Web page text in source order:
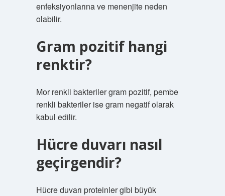
enfeksiyonlarına ve menenjite neden
olabilir.
Gram pozitif hangi
renktir?
Mor renkli bakteriler gram pozitif, pembe
renkli bakteriler ise gram negatif olarak
kabul edilir.
Hücre duvarı nasıl
geçirgendir?
Hücre duvarı proteinler gibi büyük